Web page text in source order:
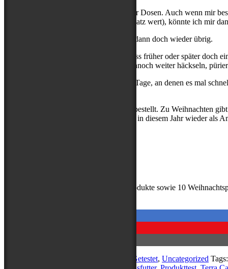
Zum anderen bleibt natürlich der Müll der Dosen. Auch wenn mir
Sternensammler schon fast einen Ehrenplatz wert), könnte ich mir
Last but not least bleibt mein Gemüse ja dann doch wieder übrig.
So wird es wohl darauf heraus laufen, dass früher oder später
meiner Vorurteile bestätigt, werde ich dennoch weiter häckseln,
Für unsere vielen Reisen jedoch und die Tage, an denen es mal
Die ersten Dosen haben wir bereits nachbestellt. Zu Weihnachten
zu Hand haben, sollte sich Silvester auch in diesem Jahr wieder als
Disclaimer: Die im Artikel genannten Produkte sowie 10
Getestet, Uncategorized Tags: